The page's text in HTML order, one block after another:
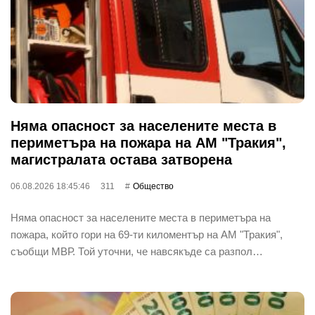
Няма опасност за населените места в
периметъра на пожара на АМ "Тракия",
магистралата остава затворена
06.08.2026 18:45:46 311 Общество
Няма опасност за населените места в периметъра на
пожара, който гори на 69-ти киломентър на АМ "Тракия",
съобщи МВР. Той уточни, че навсякъде са разпол…